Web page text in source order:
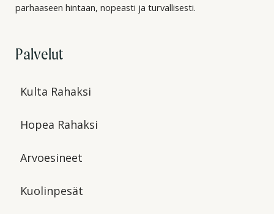
parhaaseen hintaan, nopeasti ja turvallisesti.
Palvelut
Kulta Rahaksi
Hopea Rahaksi
Arvoesineet
Kuolinpesät